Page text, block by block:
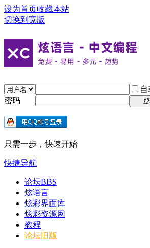
设为首页收藏本站
切换到宽版
密码
只需一步，快速开始
快捷导航
论坛BBS
炫语言
炫彩界面库
炫彩资源网
教程
论坛旧版